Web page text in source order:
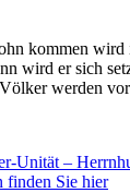
kommen
wird er sich
werden
Unität –
finden Sie hier